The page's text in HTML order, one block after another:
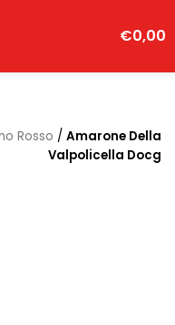
€0,00
Rosso / Amarone Della
Valpolicella Docg